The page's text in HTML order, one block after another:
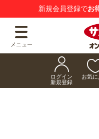
新規会員登録でお
メニュー
ログイン
新規登録
お気に